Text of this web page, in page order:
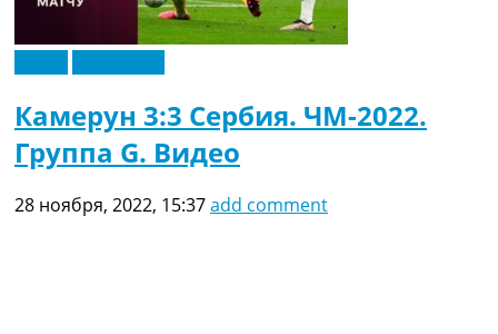
Камерун 3:3 Сербия. ЧМ-2022.
Группа G. Видео
28 ноября, 2022, 15:37add comment